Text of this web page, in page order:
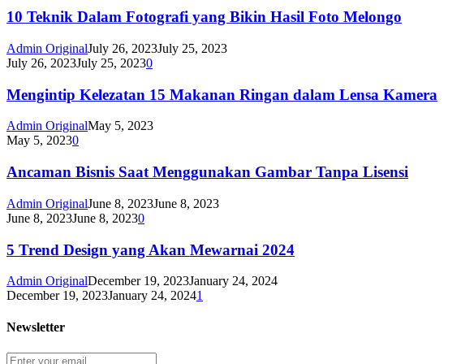
10 Teknik Dalam Fotografi yang Bikin Hasil Foto Melongo
Admin OriginalJuly 26, 2023July 25, 2023
July 26, 2023July 25, 20230
Mengintip Kelezatan 15 Makanan Ringan dalam Lensa Kamera
Admin OriginalMay 5, 2023
May 5, 20230
Ancaman Bisnis Saat Menggunakan Gambar Tanpa Lisensi
Admin OriginalJune 8, 2023June 8, 2023
June 8, 2023June 8, 20230
5 Trend Design yang Akan Mewarnai 2024
Admin OriginalDecember 19, 2023January 24, 2024
December 19, 2023January 24, 20241
Newsletter